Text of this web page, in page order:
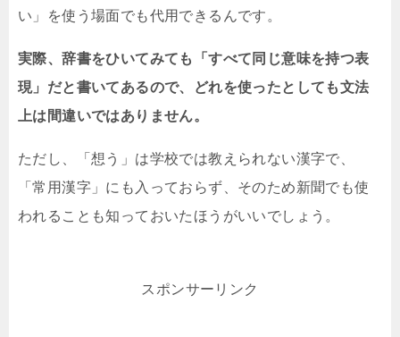
い」を使う場面でも代用できるんです。
実際、辞書をひいてみても「すべて同じ意味を持つ表
現」だと書いてあるので、どれを使ったとしても文法
上は間違いではありません。
ただし、「想う」は学校では教えられない漢字で、
「常用漢字」にも入っておらず、そのため新聞でも使
われることも知っておいたほうがいいでしょう。
スポンサーリンク